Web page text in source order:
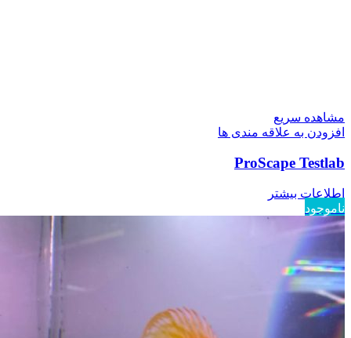
مشاهده سریع
افزودن به علاقه مندی ها
ProScape Testlab
اطلاعات بیشتر
ناموجود